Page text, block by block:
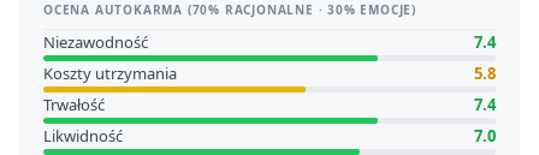
OCENA AUTOKARMA (70% RACJONALNE · 30% EMOCJE)
Niezawodność
7.4
Koszty utrzymania
5.8
Trwałość
7.4
Likwidność
7.0